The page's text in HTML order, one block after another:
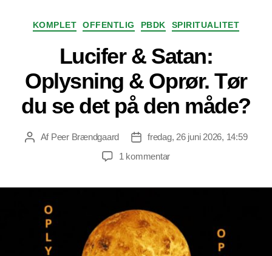
Kategorier
KOMPLET OFFENTLIG PBDK SPIRITUALITET
Lucifer & Satan:
Oplysning & Oprør. Tør
du se det på den måde?
Indlægsforfatter
Af Peer Brændgaard Indlægsdato
fredag, 26 juni 2026, 14:59
1 kommentartil
&
Oprør.
Tør